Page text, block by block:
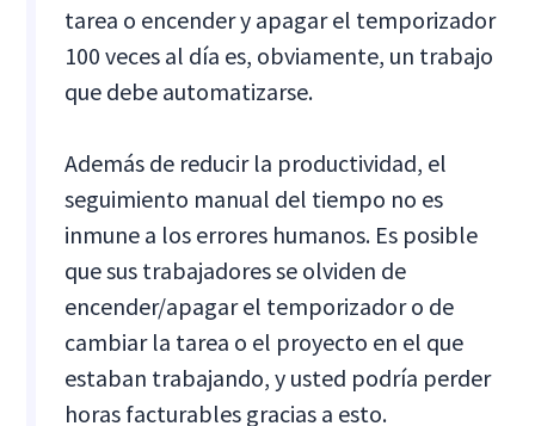
tarea o encender y apagar el temporizador
100 veces al día es, obviamente, un trabajo
que debe automatizarse.
Además de reducir la productividad, el
seguimiento manual del tiempo no es
inmune a los errores humanos. Es posible
que sus trabajadores se olviden de
encender/apagar el temporizador o de
cambiar la tarea o el proyecto en el que
estaban trabajando, y usted podría perder
horas facturables gracias a esto.